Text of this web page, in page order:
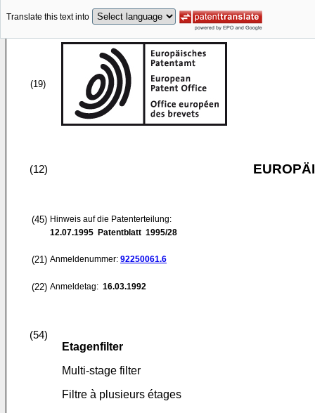
Translate this text into
(19)
(12)
(45) Hinweis auf die Patenterteilung:
12.07.1995 Patentblatt 1995/28
(21) Anmeldenummer: 92250061.6
(22) Anmeldetag: 16.03.1992
(54)
Etagenfilter
Multi-stage filter
Filtre à plusieurs étages